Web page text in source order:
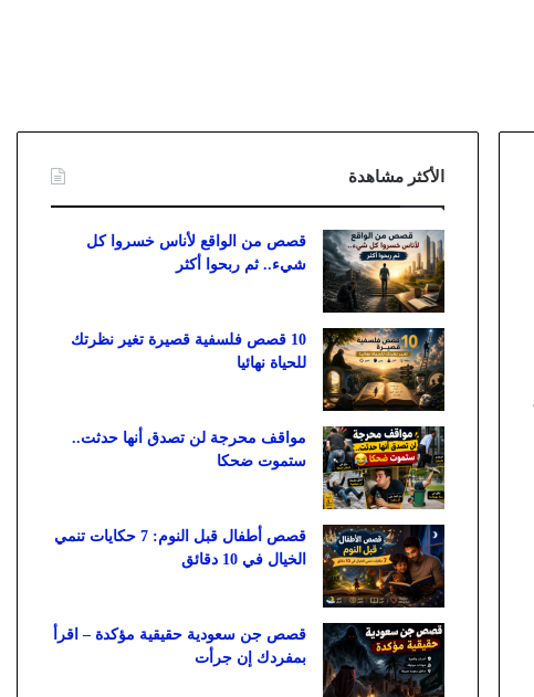
الأكثر مشاهدة
قصص من الواقع لأناس خسروا كل
شيء.. ثم ربحوا أكثر
10 قصص فلسفية قصيرة تغير نظرتك
للحياة نهائيا
مواقف محرجة لن تصدق أنها حدثت..
ستموت ضحكا
قصص أطفال قبل النوم: 7 حكايات تنمي
الخيال في 10 دقائق
قصص جن سعودية حقيقية مؤكدة – اقرأ
بمفردك إن جرأت